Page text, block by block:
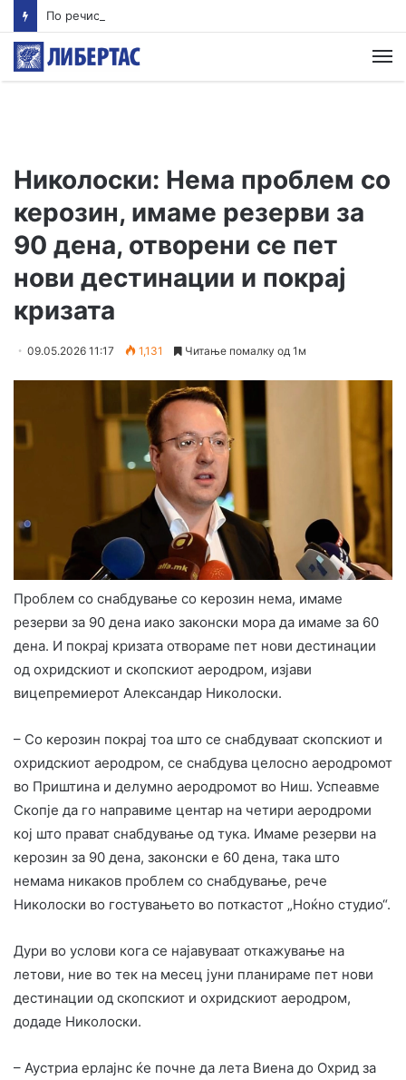
Николоски: Нема проблем со
керозин, имаме резерви за
90 дена, отворени се пет
нови дестинации и покрај
кризата
09.05.2026 11:17 1,131 Читање помалку од 1м
Проблем со снабдување со керозин нема, имаме
резерви за 90 дена иако законски мора да имаме за 60
дена. И покрај кризата отвораме пет нови дестинации
од охридскиот и скопскиот аеродром, изјави
вицепремиерот Александар Николоски.
– Со керозин покрај тоа што се снабдуваат скопскиот и
охридскиот аеродром, се снабдува целосно аеродромот
во Приштина и делумно аеродромот во Ниш. Успеавме
Скопје да го направиме центар на четири аеродроми
кој што прават снабдување од тука. Имаме резерви на
керозин за 90 дена, законски е 60 дена, така што
немама никаков проблем со снабдување, рече
Николоски во гостувањето во поткастот „Ноќно студио“.
Дури во услови кога се најавуваат откажување на
летови, ние во тек на месец јуни планираме пет нови
дестинации од скопскиот и охридскиот аеродром,
додаде Николоски.
– Аустриа ерлајнс ќе почне да лета Виена до Охрид за